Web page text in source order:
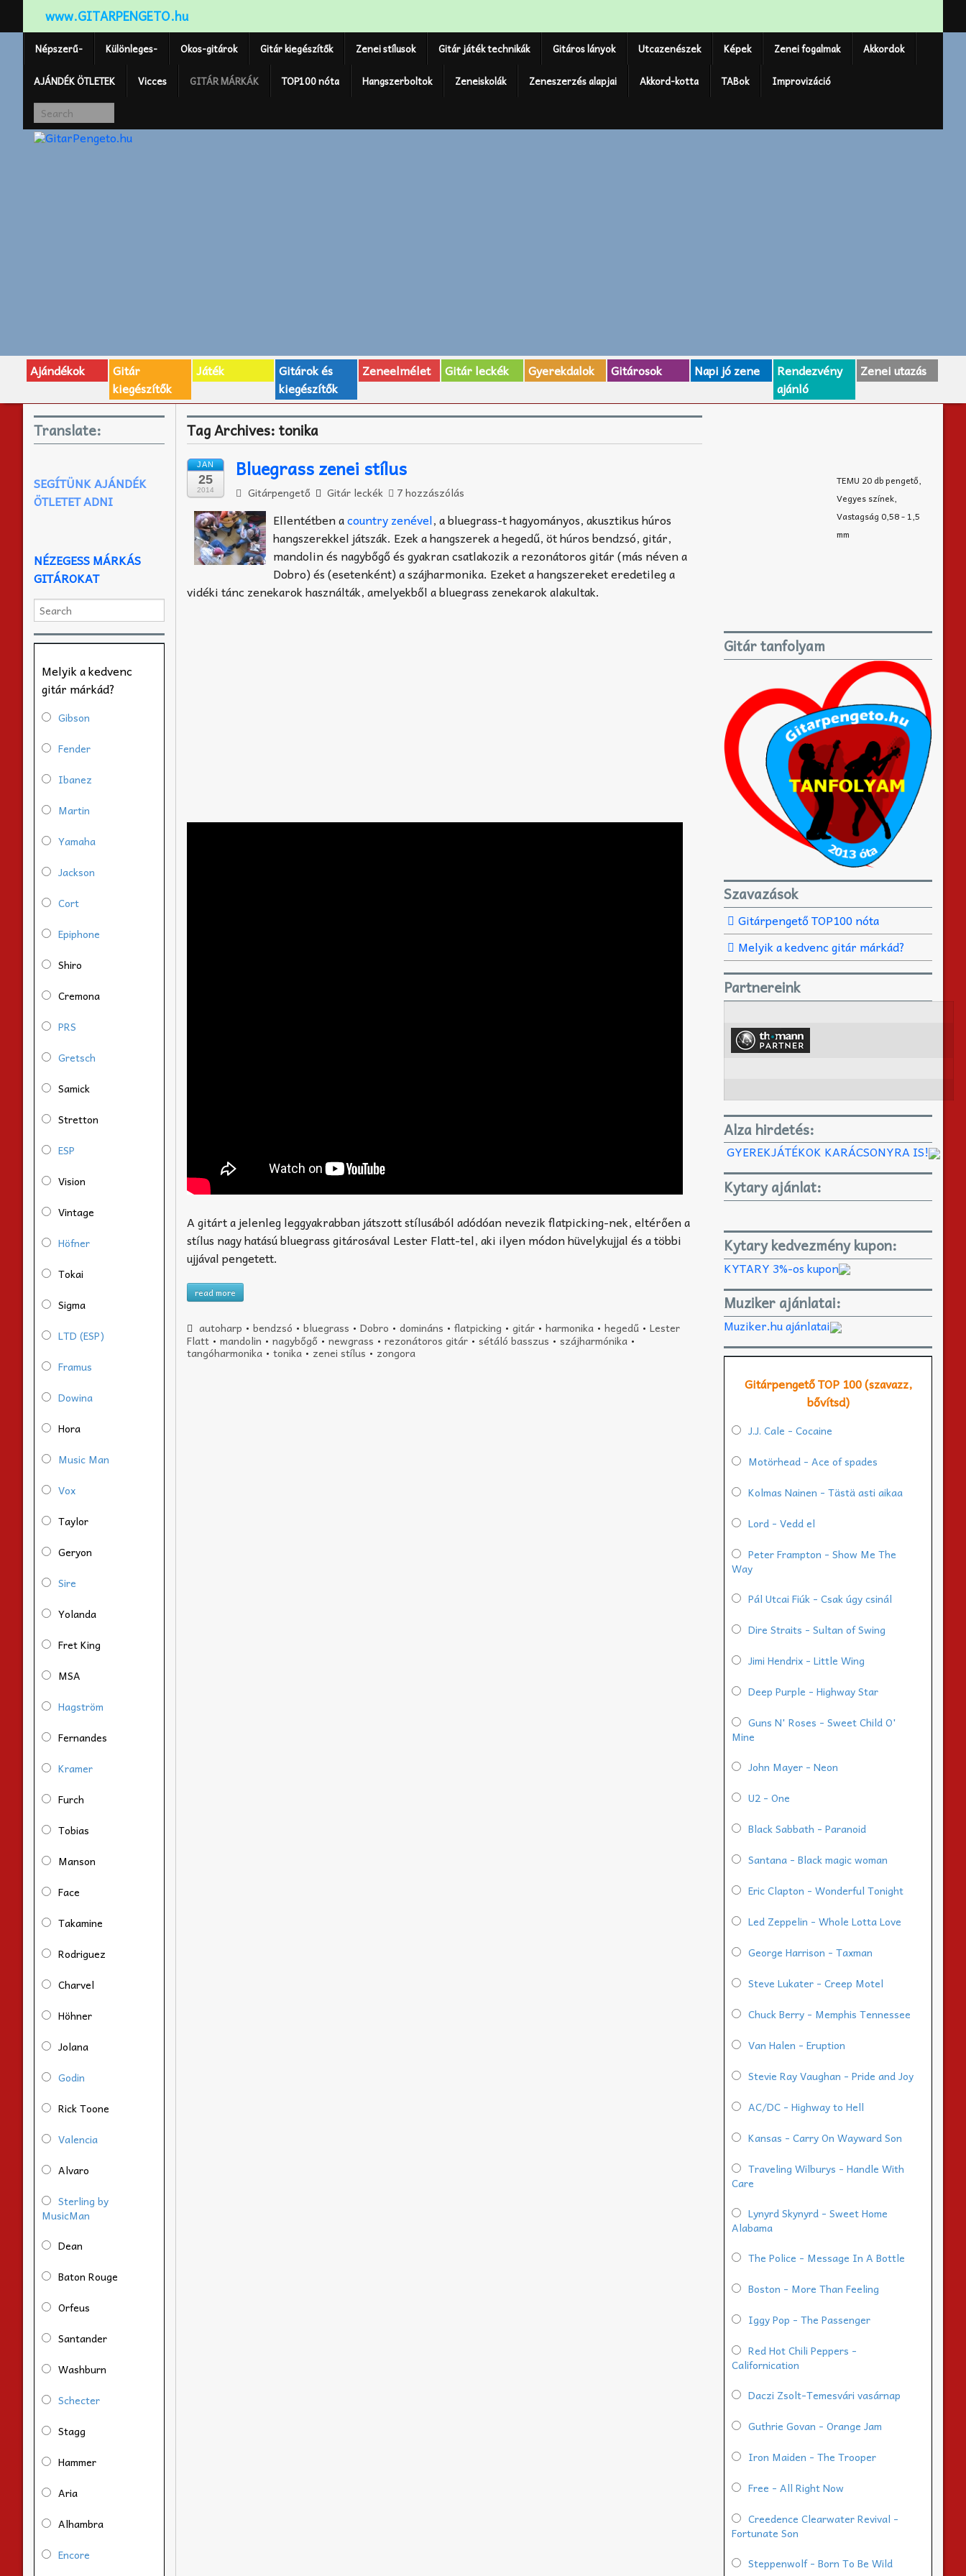
www.GITARPENGETO.hu
Népszerű- Különleges- Okos-gitárok Gitár kiegészítők Zenei stílusok Gitár játék technikák Gitáros lányok Utcazenészek Képek Zenei fogalmak Akkordok
AJÁNDÉK ÖTLETEK Vicces GITÁR MÁRKÁK TOP100 nóta Hangszerboltok Zeneiskolák Zeneszerzés alapjai Akkord-kotta TABok Improvizáció
Ajándékok
Gitár
kiegészítők
Játék
Gitárok és
kiegészítők
Zeneelmélet Gitár leckék Gyerekdalok Gitárosok Napi jó zene
Rendezvény
ajánló
Zenei utazás
Tag Archives:tonika
JAN
25
2014
Bluegrass zenei stílus
Gitárpengető Gitár leckék 7 hozzászólás
Ellentétben acountry zenével, a bluegrass-t hagyományos, akusztikus húros
hangszerekkel játszák. Ezek a hangszerek a hegedű, öt húros bendzsó, gitár,
mandolin és nagybőgő és gyakran csatlakozik a rezonátoros gitár (más néven a
Dobro) és (esetenként) a szájharmonika. Ezeket a hangszereket eredetileg a
vidéki tánc zenekarok használták, amelyekből a bluegrass zenekarok alakultak.
A gitárt a jelenleg leggyakrabban játszott stílusából adódóan nevezik flatpicking-nek, eltérően a
stílus nagy hatású bluegrass gitárosával Lester Flatt-tel, aki ilyen módon hüvelykujjal és a többi
ujjával pengetett.
read more
autoharp • bendzsó • bluegrass • Dobro • domináns • flatpicking • gitár• harmonika• hegedű• Lester
Flatt •mandolin •nagybőgő •newgrass •rezonátoros gitár •sétáló basszus •szájharmónika •
tangóharmonika •tonika • zenei stílus • zongora
Translate:
SEGÍTÜNK AJÁNDÉK
ÖTLETET ADNI
NÉZEGESS MÁRKÁS
GITÁROKAT
Melyik a kedvenc
gitár márkád?
Gibson
Fender
Ibanez
Martin
Yamaha
Jackson
Cort
Epiphone
Shiro
Cremona
PRS
Gretsch
Samick
Stretton
ESP
Vision
Vintage
Höfner
Tokai
Sigma
LTD (ESP)
Framus
Dowina
Hora
Music Man
Vox
Taylor
Geryon
Sire
Yolanda
Fret King
MSA
Hagström
Fernandes
Kramer
Furch
Tobias
Manson
Face
Takamine
Rodriguez
Charvel
Höhner
Jolana
Godin
Rick Toone
Valencia
Alvaro
Sterling by
MusicMan
Dean
Baton Rouge
Orfeus
Santander
Washburn
Schecter
Stagg
Hammer
Aria
Alhambra
Encore
TEMU 20 db pengető,
Vegyes színek,
Vastagság 0,58 - 1,5
mm
Gitár tanfolyam
Szavazások
Gitárpengető TOP100 nóta
Melyik a kedvenc gitár márkád?
Partnereink
Alza hirdetés:
GYEREKJÁTÉKOK KARÁCSONYRA IS!
Kytary ajánlat:
Kytary kedvezmény kupon:
KYTARY 3%-os kupon
Muziker ajánlatai:
Muziker.hu ajánlatai
Gitárpengető TOP 100 (szavazz,
bővítsd)
J.J. Cale - Cocaine
Motörhead - Ace of spades
Kolmas Nainen - Tästä asti aikaa
Lord - Vedd el
Peter Frampton - Show Me The
Way
Pál Utcai Fiúk - Csak úgy csinál
Dire Straits - Sultan of Swing
Jimi Hendrix - Little Wing
Deep Purple - Highway Star
Guns N' Roses - Sweet Child O'
Mine
John Mayer - Neon
U2 - One
Black Sabbath - Paranoid
Santana - Black magic woman
Eric Clapton - Wonderful Tonight
Led Zeppelin - Whole Lotta Love
George Harrison - Taxman
Steve Lukater - Creep Motel
Chuck Berry - Memphis Tennessee
Van Halen - Eruption
Stevie Ray Vaughan - Pride and Joy
AC/DC - Highway to Hell
Kansas - Carry On Wayward Son
Traveling Wilburys - Handle With
Care
Lynyrd Skynyrd - Sweet Home
Alabama
The Police - Message In A Bottle
Boston - More Than Feeling
Iggy Pop - The Passenger
Red Hot Chili Peppers -
Californication
Daczi Zsolt-Temesvári vasárnap
Guthrie Govan - Orange Jam
Iron Maiden - The Trooper
Free - All Right Now
Creedence Clearwater Revival -
Fortunate Son
Steppenwolf - Born To Be Wild